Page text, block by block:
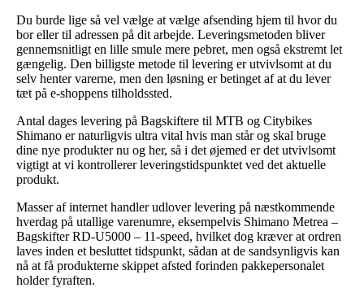
Du burde lige så vel vælge at vælge afsending hjem til hvor du
bor eller til adressen på dit arbejde. Leveringsmetoden bliver
gennemsnitligt en lille smule mere pebret, men også ekstremt let
gængelig. Den billigste metode til levering er utvivlsomt at du
selv henter varerne, men den løsning er betinget af at du lever
tæt på e-shoppens tilholdssted.
Antal dages levering på Bagskiftere til MTB og Citybikes
Shimano er naturligvis ultra vital hvis man står og skal bruge
dine nye produkter nu og her, så i det øjemed er det utvivlsomt
vigtigt at vi kontrollerer leveringstidspunktet ved det aktuelle
produkt.
Masser af internet handler udlover levering på næstkommende
hverdag på utallige varenumre, eksempelvis Shimano Metrea –
Bagskifter RD-U5000 – 11-speed, hvilket dog kræver at ordren
laves inden et besluttet tidspunkt, sådan at de sandsynligvis kan
nå at få produkterne skippet afsted forinden pakkepersonalet
holder fyraften.